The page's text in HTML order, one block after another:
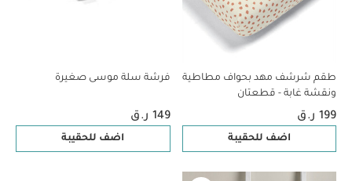
طقم شرشف مهد بحواف مطاطية
ونقشة غابة - قطعتان
199 ر.ق
اضف للحقيبة
فرشة سلة موسى صغيرة
149 ر.ق
اضف للحقيبة